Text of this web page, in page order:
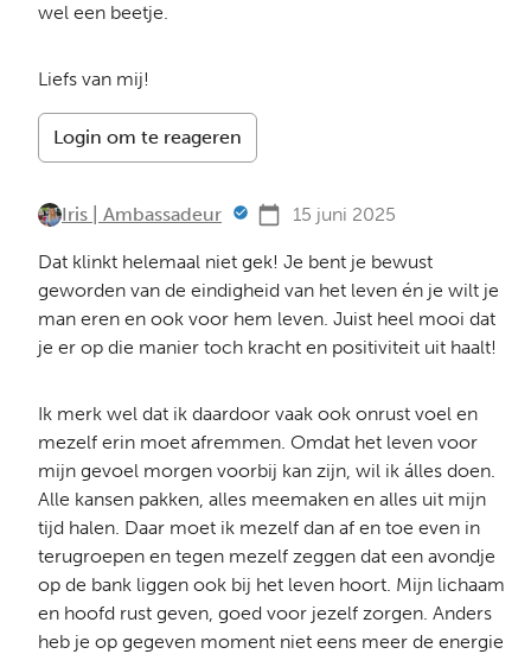
wel een beetje.
Liefs van mij!
Login om te reageren
Iris | Ambassadeur 15 juni 2025
Dat klinkt helemaal niet gek! Je bent je bewust
geworden van de eindigheid van het leven én je wilt je
man eren en ook voor hem leven. Juist heel mooi dat
je er op die manier toch kracht en positiviteit uit haalt!
Ik merk wel dat ik daardoor vaak ook onrust voel en
mezelf erin moet afremmen. Omdat het leven voor
mijn gevoel morgen voorbij kan zijn, wil ik álles doen.
Alle kansen pakken, alles meemaken en alles uit mijn
tijd halen. Daar moet ik mezelf dan af en toe even in
terugroepen en tegen mezelf zeggen dat een avondje
op de bank liggen ook bij het leven hoort. Mijn lichaam
en hoofd rust geven, goed voor jezelf zorgen. Anders
heb je op gegeven moment niet eens meer de energie